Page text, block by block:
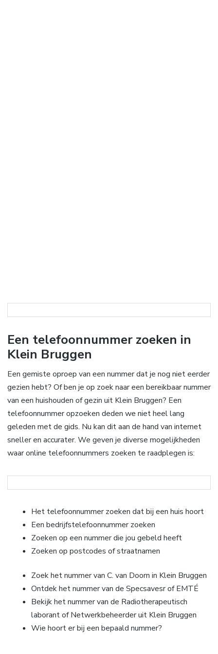
Een telefoonnummer zoeken in
Klein Bruggen
Een gemiste oproep van een nummer dat je nog niet eerder
gezien hebt? Of ben je op zoek naar een bereikbaar nummer
van een huishouden of gezin uit Klein Bruggen? Een
telefoonnummer opzoeken deden we niet heel lang
geleden met de gids. Nu kan dit aan de hand van internet
sneller en accurater. We geven je diverse mogelijkheden
waar online telefoonnummers zoeken te raadplegen is:
Het telefoonnummer zoeken dat bij een huis hoort
Een bedrijfstelefoonnummer zoeken
Zoeken op een nummer die jou gebeld heeft
Zoeken op postcodes of straatnamen
Zoek het nummer van C. van Doorn in Klein Bruggen
Ontdek het nummer van de Specsavesr of EMTÉ
Bekijk het nummer van de Radiotherapeutisch
laborant of Netwerkbeheerder uit Klein Bruggen
Wie hoort er bij een bepaald nummer?